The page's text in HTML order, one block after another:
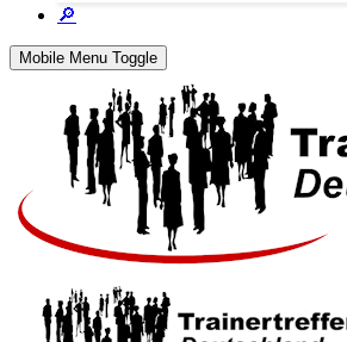
🔎
Mobile Menu Toggle